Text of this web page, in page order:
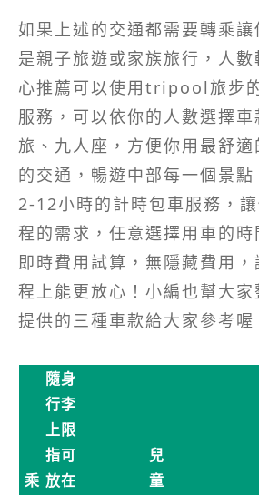
如果上述的交通都需要轉乘
是親子旅遊或家族旅行，人
心推薦可以使用tripool旅步
服務，可以依你的人數選擇
旅、九人座，方便你用最舒
的交通，暢遊中部每一個景
2-12小時的計時包車服務，
程的需求，任意選擇用車的
即時費用試算，無隱藏費用
程上能更放心！小編也幫大
提供的三種車款給大家參考喔
乘
隨身
行李
上限
指可
放在
兒
童